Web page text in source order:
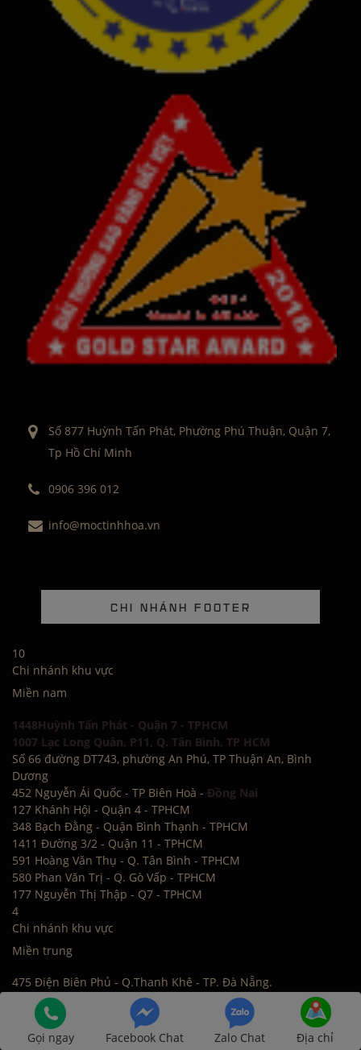
Gọi ngay Facebook Chat Zalo Chat Địa chỉ
Số 877 Huỳnh Tấn Phát, Phường Phú Thuận, Quận 7,
Tp Hồ Chí Minh
0906 396 012
info@moctinhhoa.vn
CHI NHÁNH FOOTER
10
Chi nhánh khu vực
Miền nam
1448Huỳnh Tấn Phát - Quận 7 - TPHCM
1007 Lạc Long Quân, P11, Q. Tân Bình, TP HCM
Số 66 đường DT743, phường An Phú, TP Thuận An, Bình
Dương
452 Nguyễn Ái Quốc - TP Biên Hoà - Đồng Nai
127 Khánh Hội - Quận 4 - TPHCM
348 Bạch Đằng - Quận Bình Thạnh - TPHCM
1411 Đường 3/2 - Quận 11 - TPHCM
591 Hoàng Văn Thụ - Q. Tân Bình - TPHCM
580 Phan Văn Trị - Q. Gò Vấp - TPHCM
177 Nguyễn Thị Thập - Q7 - TPHCM
4
Chi nhánh khu vực
Miền trung
475 Điện Biên Phủ - Q.Thanh Khê - TP. Đà Nẵng.
18 Lê Đình Dương - Q.Hải Châu - TP. Đà Nẵng
27-29 Nguyễn Sỹ Sách - TP. Vinh.
106 Lê Hồng Phong - TP. Nha Trang.